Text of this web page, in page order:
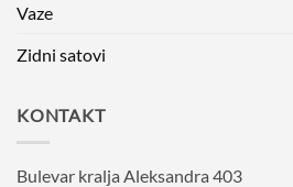
Vaze
Zidni satovi
KONTAKT
Bulevar kralja Aleksandra 403